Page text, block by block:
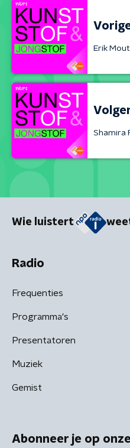
Erik
Shamira
Wie luistert
Radio
Frequenties
Programma's
Presentatoren
Muziek
Gemist
Abonneer je op